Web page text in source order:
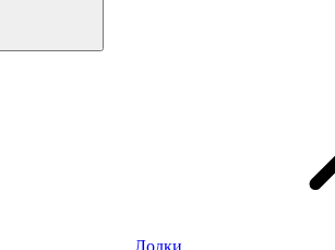
Лодки